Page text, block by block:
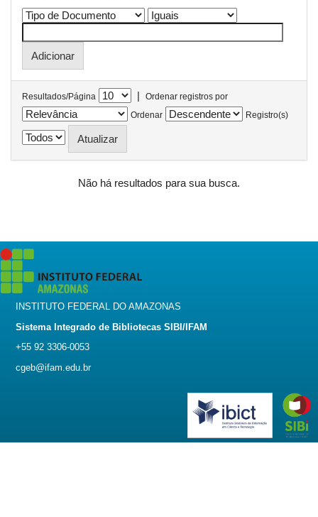
Resultados/Página |
Ordenar registros por
Ordenar
Registro(s)
Não há resultados para sua busca.
INSTITUTO FEDERAL DO AMAZONAS
Sistema Integrado de Bibliotecas SIBI/IFAM
+55 92 3306-0053
cgeb@ifam.edu.br